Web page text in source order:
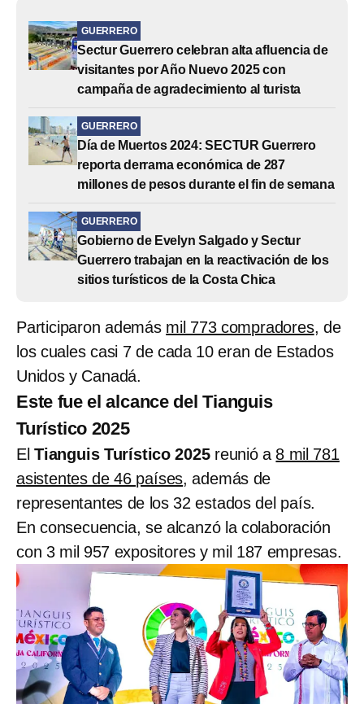
GUERRERO
Sectur Guerrero celebran alta afluencia de
visitantes por Año Nuevo 2025 con
campaña de agradecimiento al turista
GUERRERO
Día de Muertos 2024: SECTUR Guerrero
reporta derrama económica de 287
millones de pesos durante el fin de semana
GUERRERO
Gobierno de Evelyn Salgado y Sectur
Guerrero trabajan en la reactivación de los
sitios turísticos de la Costa Chica
Participaron además mil 773 compradores, de
los cuales casi 7 de cada 10 eran de Estados
Unidos y Canadá.
Este fue el alcance del Tianguis
Turístico 2025
El Tianguis Turístico 2025reunió a 8 mil 781
asistentes de 46 países, además de
representantes de los 32 estados del país.
En consecuencia, se alcanzó la colaboración
con 3 mil 957 expositores y mil 187 empresas.